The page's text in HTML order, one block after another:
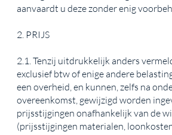
aanvaardt u deze zonder enig
2. PRIJS
2.1. Tenzij uitdrukkelijk anders
exclusief btw of enige andere
een overheid, en kunnen, zelfs na
overeenkomst, gewijzigd worden
prijsstijgingen onafhankelijk van de
(prijsstijgingen materialen,